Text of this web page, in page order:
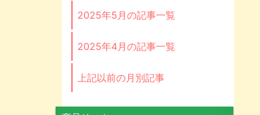
2025年5月の記事一覧
2025年4月の記事一覧
上記以前の月別記事